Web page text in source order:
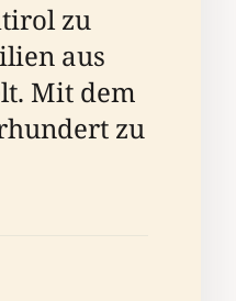
zu
aus
Mit dem
zu